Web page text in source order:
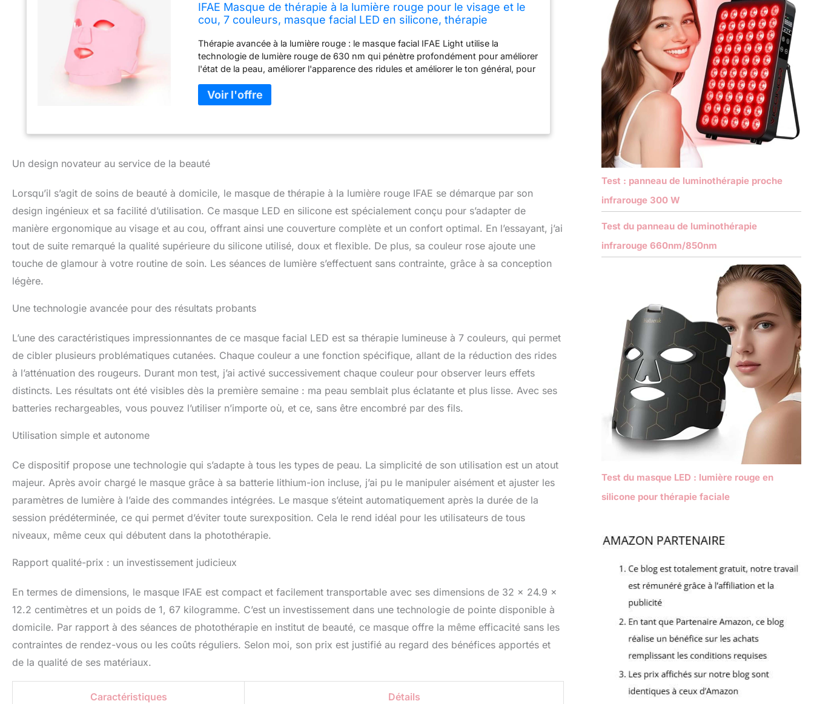
IFAE Masque de thérapie à la lumière rouge pour le visage et le
cou, 7 couleurs, masque facial LED en silicone, thérapie
pour un véritable
Thérapie avancée à la lumière rouge : le masque facial IFAE Light utilise la
technologie de lumière rouge de 630 nm qui pénètre profondément pour améliorer
l'état de la peau, améliorer l'apparence des ridules et améliorer le ton général, pour
288 + 108 perles LED à haute énergie (47 mW/cm²) et 7 longueurs d'onde de
lumière de couleur, ce masque de lumière rouge cible efficacement l'acné, la
assure un ajustement confortable, tandis que la protection des yeux intégrée
Confort supérieur et facilité d'utilisation : contrairement aux masques rigides qui
peuvent être rigides et inconfortables, le masque en silicone IFAE s'adapte
pendant de longues périodes. La zone du cou dispose d'un design unique de
contour 3D qui offre un ajustement unique pour une expérience de confort
usage quotidien. Portable et rechargeable et sûr : le design sans fil vous permet de
profiter de la thérapie n'importe où, que ce soit pour le yoga, la lecture ou les
voyages. Avec des bretelles réglables et des coussinets de protection des yeux en
silicone doux, vous pouvez obtenir des traitements efficaces confortablement
le masque IFAE Red Light améliore l'expérience de soins de la peau de vos
éclat. Ce cadeau augmente la confiance en soi et le charme, rend votre attention
Un design novateur au service de la beauté
Lorsqu’il s’agit de soins de beauté à domicile, le masque de thérapie à la lumière rouge IFAE se démarque par son
design ingénieux et sa facilité d’utilisation. Ce masque LED en silicone est spécialement conçu pour s’adapter de
manière ergonomique au visage et au cou, offrant ainsi une couverture complète et un confort optimal. En l’essayant, j’ai
tout de suite remarqué la qualité supérieure du silicone utilisé, doux et flexible. De plus, sa couleur rose ajoute une
touche de glamour à votre routine de soin. Les séances de lumière s’effectuent sans contrainte, grâce à sa conception
légère.
Une technologie avancée pour des résultats probants
L’une des caractéristiques impressionnantes de ce masque facial LED est sa thérapie lumineuse à 7 couleurs, qui permet
de cibler plusieurs problématiques cutanées. Chaque couleur a une fonction spécifique, allant de la réduction des rides
à l’atténuation des rougeurs. Durant mon test, j’ai activé successivement chaque couleur pour observer leurs effets
distincts. Les résultats ont été visibles dès la première semaine : ma peau semblait plus éclatante et plus lisse. Avec ses
batteries rechargeables, vous pouvez l’utiliser n’importe où, et ce, sans être encombré par des fils.
Utilisation simple et autonome
Ce dispositif propose une technologie qui s’adapte à tous les types de peau. La simplicité de son utilisation est un atout
majeur. Après avoir chargé le masque grâce à sa batterie lithium-ion incluse, j’ai pu le manipuler aisément et ajuster les
paramètres de lumière à l’aide des commandes intégrées. Le masque s’éteint automatiquement après la durée de la
session prédéterminée, ce qui permet d’éviter toute surexposition. Cela le rend idéal pour les utilisateurs de tous
niveaux, même ceux qui débutent dans la photothérapie.
Rapport qualité-prix : un investissement judicieux
En termes de dimensions, le masque IFAE est compact et facilement transportable avec ses dimensions de 32 x 24.9 x
12.2 centimètres et un poids de 1, 67 kilogramme. C’est un investissement dans une technologie de pointe disponible à
domicile. Par rapport à des séances de photothérapie en institut de beauté, ce masque offre la même efficacité sans les
contraintes de rendez-vous ou les coûts réguliers. Selon moi, son prix est justifié au regard des bénéfices apportés et
de la qualité de ses matériaux.
Caractéristiques Détails
Test : panneau de luminothérapie proche
infrarouge 300 W
Test du panneau de luminothérapie
infrarouge 660nm/850nm
Test du masque LED : lumière rouge en
silicone pour thérapie faciale